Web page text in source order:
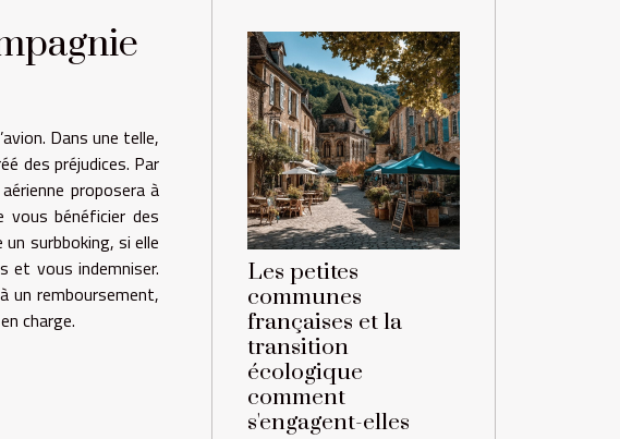
Dans une telle,
des préjudices. Par
proposera à
vous bénéficier des
surbboking, si elle
et vous indemniser.
un remboursement,
charge.
Les petites
communes
françaises et la
transition
écologique
comment
s'engagent-elles